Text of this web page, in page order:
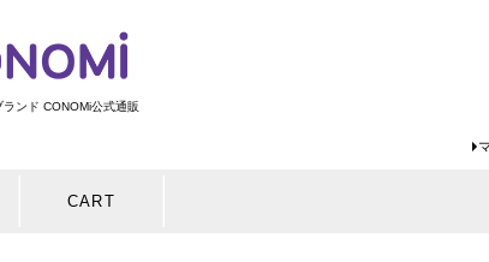
ランド CONOMi公式通販
CART